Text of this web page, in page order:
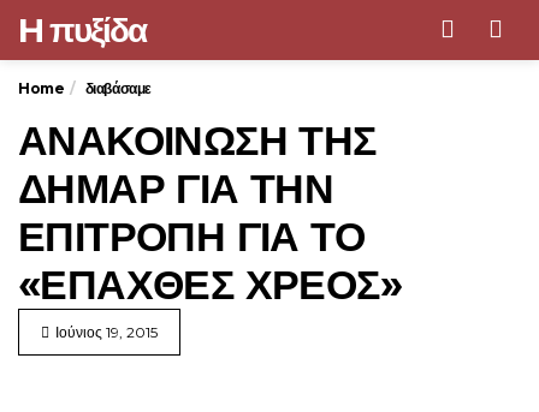
H πυξίδα
Home διαβάσαμε
ΑΝΑΚΟΙΝΩΣΗ ΤΗΣ
ΔΗΜΑΡ ΓΙΑ ΤΗΝ
ΕΠΙΤΡΟΠΗ ΓΙΑ ΤΟ
«ΕΠΑΧΘΕΣ ΧΡΕΟΣ»
Ιούνιος 19, 2015